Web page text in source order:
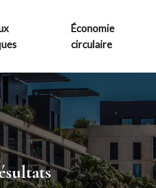
Économie
circulaire